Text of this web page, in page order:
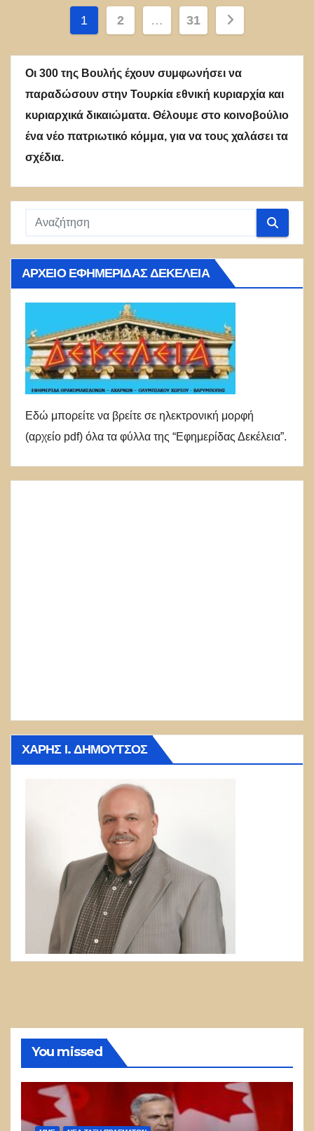
Σελιδοποίηση
άρθρων
1 2 … 31
Οι 300 της Βουλής έχουν συμφωνήσει να
παραδώσουν στην Τουρκία εθνική κυριαρχία και
κυριαρχικά δικαιώματα. Θέλουμε στο κοινοβούλιο
ένα νέο πατριωτικό κόμμα, για να τους χαλάσει τα
σχέδια.
ΑΡΧΕΊΟ ΕΦΗΜΕΡΊΔΑΣ ΔΕΚΈΛΕΙΑ
Εδώ μπορείτε να βρείτε σε ηλεκτρονική μορφή
(αρχείο pdf) όλα τα φύλλα της “Εφημερίδας Δεκέλεια”.
ΧΆΡΗΣ Ι. ΔΗΜΟΎΤΣΟΣ
You missed